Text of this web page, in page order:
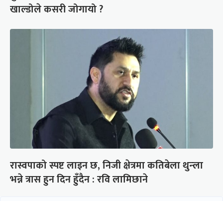
खाल्डोले कसरी जोगायो ?
रास्वपाको स्पष्ट लाइन छ, निजी क्षेत्रमा कतिबेला थुन्ला
भन्ने त्रास हुन दिन हुँदैन : रवि लामिछाने